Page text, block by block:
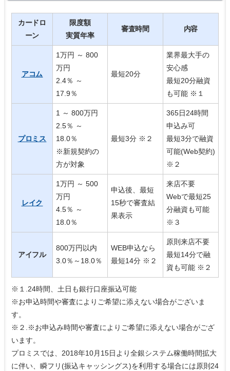
カードロ
ーン
限度額
実質年率
審査時間 内容
アコム
1万円 ～ 800
万円
2.4％ ～
17.9％
最短20分
業界最大手の
安心感
最短20分融資
も可能 ※１
プロミス
1 ～ 800万円
2.5％ ～
18.0％
※新規契約の
方が対象
最短3分 ※２
365日24時間
申込み可
最短3分で融資
可能(Web契約)
※２
レイク
1万円 ～ 500
万円
4.5％ ～
18.0％
申込後、最短
15秒で審査結
果表示
来店不要
Webで最短25
分融資も可能
※３
アイフル
800万円以内
3.0％～18.0％
WEB申込なら
最短14分 ※２
原則来店不要
最短14分で融
資も可能 ※２
※１.24時間、土日も銀行口座振込可能
※お申込時間や審査によりご希望に添えない場合がございま
す。
※２.※お申込み時間や審査によりご希望に添えない場合がござ
います。
プロミスでは、2018年10月15日より全銀システム稼働時間拡大
に伴い、瞬フリ(振込キャッシングス)を利用する場合には原則24